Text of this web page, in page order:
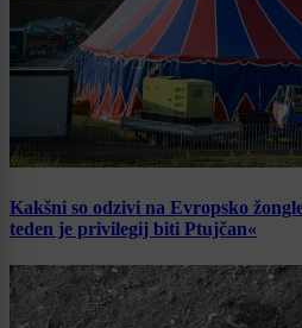
Kakšni so odzivi na Evropsko
teden je privilegij biti Ptujčan«